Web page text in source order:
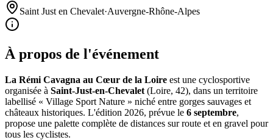
Saint Just en Chevalet·Auvergne-Rhône-Alpes
À propos de l'événement
La Rémi Cavagna au Cœur de la Loire est une cyclosportive
organisée à Saint-Just-en-Chevalet (Loire, 42), dans un territoire
labellisé « Village Sport Nature » niché entre gorges sauvages et
châteaux historiques. L'édition 2026, prévue le 6 septembre,
propose une palette complète de distances sur route et en gravel pour
tous les cyclistes.